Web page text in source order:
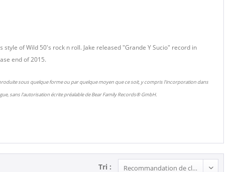
of Wild 50's rock n roll. Jake released "Grande Y Sucio" record in
end of 2015.
sous quelque forme ou par quelque moyen que ce soit, y compris l'incorporation dans
sans l'autorisation écrite préalable de Bear Family Records® GmbH.
Tri :